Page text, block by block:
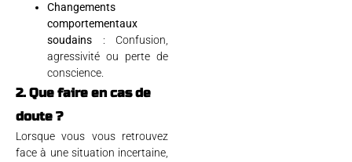
Changements
comportementaux
soudains : Confusion,
agressivité ou perte de
conscience.
2. Que faire en cas de
doute ?
Lorsque vous vous retrouvez
face à une situation incertaine,